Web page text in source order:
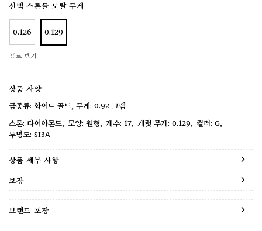
선택 스톤들 토탈 무게
0.126 0.129
표로 보기
상품 사양
금종류: 화이트 골드, 무게: 0.92 그램
다이아몬드
원형 17 0.129
G
SI3А
상품 세부 사항
보장
브랜드 포장